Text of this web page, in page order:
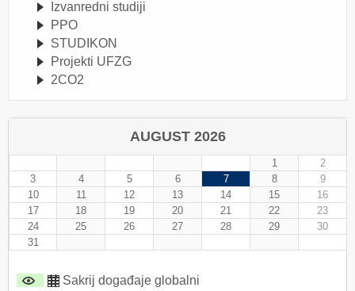
Izvanredni studiji
PPO
STUDIKON
Projekti UFZG
2CO2
AUGUST 2026
1
2
3
4 5 6 7 8
9
10
11 12 13 14 15
16
17
18 19 20 21 22
23
24
25 26 27 28 29
30
31
Sakrij događaje globalni